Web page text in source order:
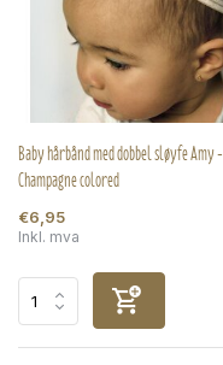
Baby hårbånd med dobbel sløyfe Amy -
Champagne colored
€6,95
Inkl. mva